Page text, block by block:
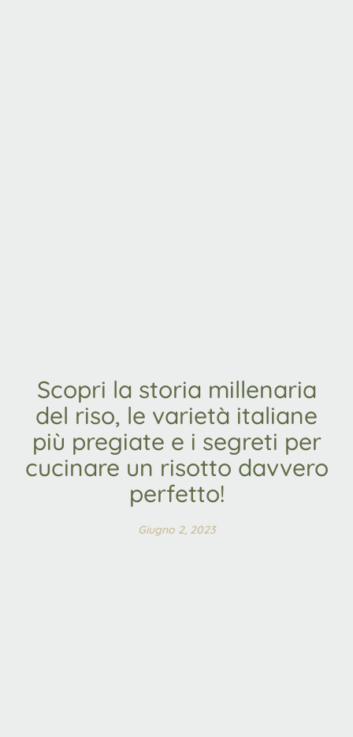
Scopri la storia millenaria
del riso, le varietà italiane
più pregiate e i segreti per
cucinare un risotto davvero
perfetto!
Giugno 2, 2023